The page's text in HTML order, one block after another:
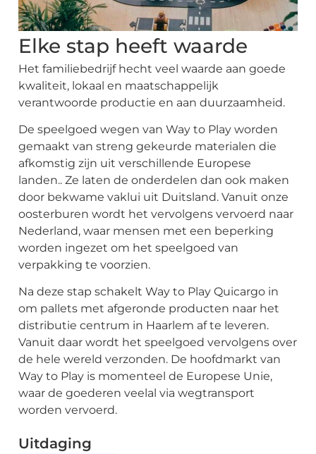
platform
Bestemmingen
Ontdek
Nederlands
Elke stap heeft waarde
Het familiebedrijf hecht veel waarde aan goede
kwaliteit, lokaal en maatschappelijk
verantwoorde productie en aan duurzaamheid.
De speelgoed wegen van Way to Play worden
gemaakt van streng gekeurde materialen die
afkomstig zijn uit verschillende Europese
landen.. Ze laten de onderdelen dan ook maken
door bekwame vaklui uit Duitsland. Vanuit onze
oosterburen wordt het vervolgens vervoerd naar
Nederland, waar mensen met een beperking
worden ingezet om het speelgoed van
verpakking te voorzien.
Na deze stap schakelt Way to Play Quicargo in
om pallets met afgeronde producten naar het
distributie centrum in Haarlem af te leveren.
Vanuit daar wordt het speelgoed vervolgens over
de hele wereld verzonden. De hoofdmarkt van
Way to Play is momenteel de Europese Unie,
waar de goederen veelal via wegtransport
worden vervoerd.
Uitdaging